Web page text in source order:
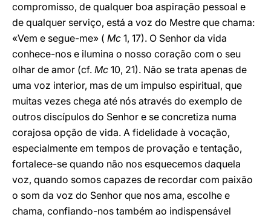
compromisso, de qualquer boa aspiração pessoal e
de qualquer serviço, está a voz do Mestre que chama:
«Vem e segue-me» ( Mc 1, 17). O Senhor da vida
conhece-nos e ilumina o nosso coração com o seu
olhar de amor (cf. Mc 10, 21). Não se trata apenas de
uma voz interior, mas de um impulso espiritual, que
muitas vezes chega até nós através do exemplo de
outros discípulos do Senhor e se concretiza numa
corajosa opção de vida. A fidelidade à vocação,
especialmente em tempos de provação e tentação,
fortalece-se quando não nos esquecemos daquela
voz, quando somos capazes de recordar com paixão
o som da voz do Senhor que nos ama, escolhe e
chama, confiando-nos também ao indispensável